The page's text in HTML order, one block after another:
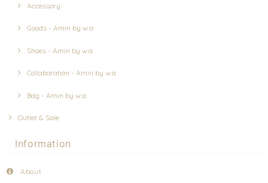
Accessory
Goods - Amin by w.a
Shoes - Amin by w.a
Collaboration - Amin by w.a
Bag - Amin by w.a
Outlet & Sale
Information
About